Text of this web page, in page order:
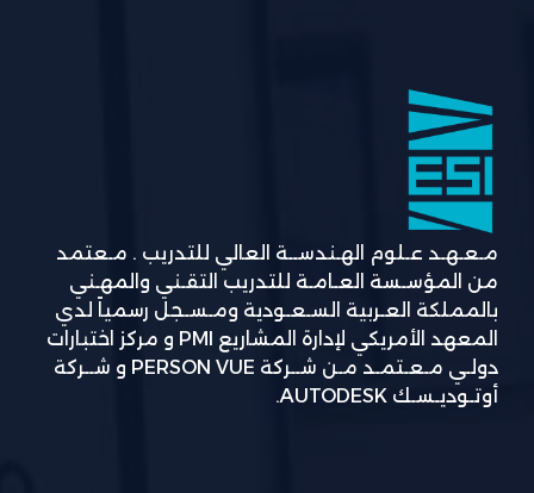
مـعـهـد عـلوم الهـندســة العالي للتدريب . مـعتمد
من المؤسـسة العـامـة للتدريب التقـني والمهـني
بالمملكة العـربية السـعـودية ومـسـجل رسمياً لدي
المعهد الأمريكي لإدارة المشاريع PMI و مركز اختبارات
دولـي مـعـتمـد مـن شــركة PERSON VUE و شــركة
أوتـوديـسـك AUTODESK.